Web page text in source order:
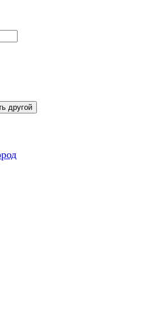
другой